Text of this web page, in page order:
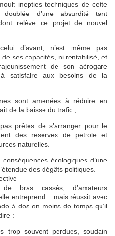
inepties techniques de cette
doublée d’une absurdité tant
dont relève ce projet de nouvel
d’avant, n’est même pas
de ses capacités, ni rentabilisé, et
de son aérogare
à satisfaire aux besoins de la
sont amenées à réduire en
de la baisse du trafic ;
prêtes de s’arranger pour le
des réserves de pétrole et
naturelles.
écologiques d’une
des dégâts politiques.
bras cassés, d’amateurs
entreprend... mais réussit avec
à dos en moins de temps qu’il
:
trop souvent perdues, soudain